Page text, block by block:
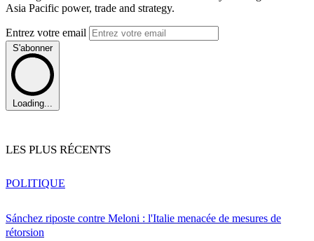
Asia Pacific power, trade and strategy.
Entrez votre email
S'abonner
Loading...
LES PLUS RÉCENTS
Sánchez riposte contre Meloni : l'Italie menacée de mesures de
rétorsion
POLITIQUE